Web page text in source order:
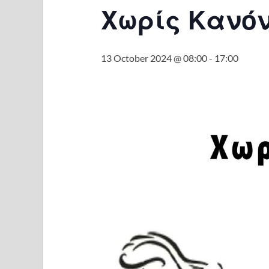
Χωρίς
13 October 2024 @ 08:00- 17:00